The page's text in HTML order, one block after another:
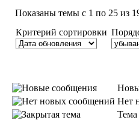
Показаны темы с 1 по 25 из
Критерий сортировки
Нет
Тема